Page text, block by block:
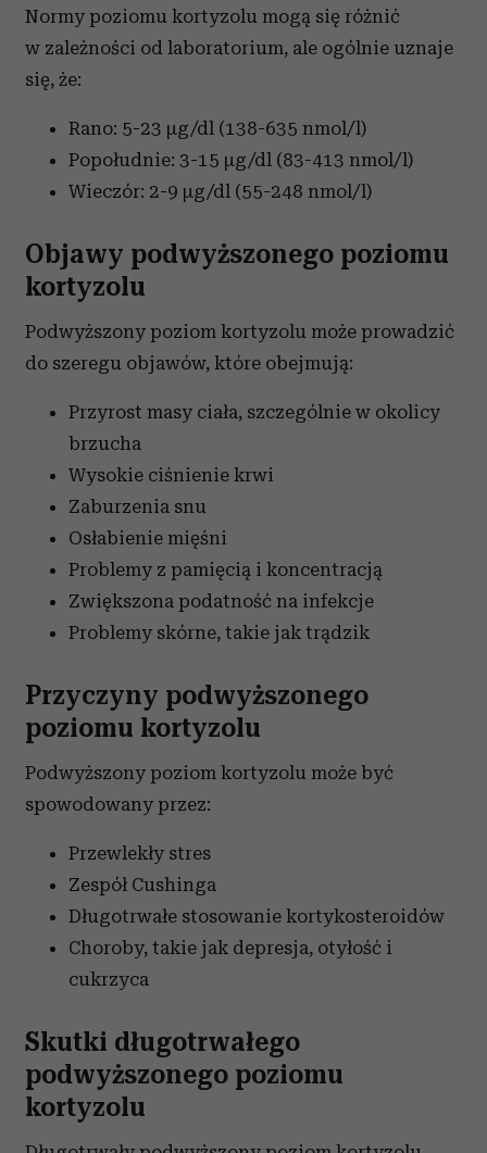
Normy poziomu kortyzolu mogą się różnić
w zależności od laboratorium, ale ogólnie uznaje
się, że:
Rano: 5-23 µg/dl (138-635 nmol/l)
Popołudnie: 3-15 µg/dl (83-413 nmol/l)
Wieczór: 2-9 µg/dl (55-248 nmol/l)
Objawy podwyższonego poziomu
kortyzolu
Podwyższony poziom kortyzolu może prowadzić
do szeregu objawów, które obejmują:
Przyrost masy ciała, szczególnie w okolicy
brzucha
Wysokie ciśnienie krwi
Zaburzenia snu
Osłabienie mięśni
Problemy z pamięcią i koncentracją
Zwiększona podatność na infekcje
Problemy skórne, takie jak trądzik
Przyczyny podwyższonego
poziomu kortyzolu
Podwyższony poziom kortyzolu może być
spowodowany przez:
Przewlekły stres
Zespół Cushinga
Długotrwałe stosowanie kortykosteroidów
Choroby, takie jak depresja, otyłość i
cukrzyca
Skutki długotrwałego
podwyższonego poziomu
kortyzolu